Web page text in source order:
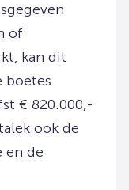
of
kan dit
boetes
€ 820.000,-
ook de
en de